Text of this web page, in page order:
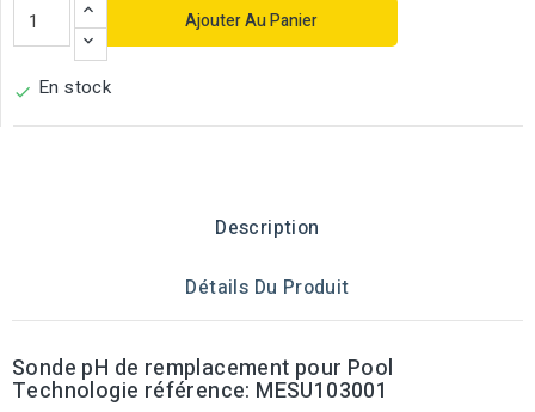
Ajouter Au Panier
 En stock
Description
Détails Du Produit
Sonde pH de remplacement pour Pool
Technologie référence: MESU103001